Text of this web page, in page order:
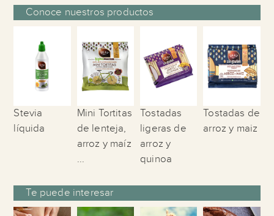
Conoce nuestros productos
Stevia
líquida
Mini Tortitas
de lenteja,
arroz y maíz
...
Tostadas
ligeras de
arroz y
quinoa
Tostadas de
arroz y maiz
Te puede interesar